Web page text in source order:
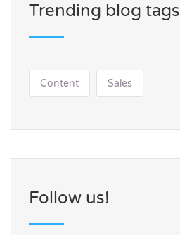
Trending blog tags
Content Sales
Follow us!